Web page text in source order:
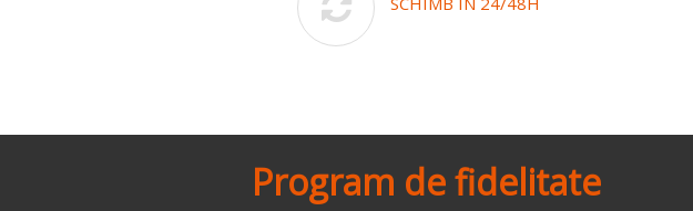
Program de fidelitate